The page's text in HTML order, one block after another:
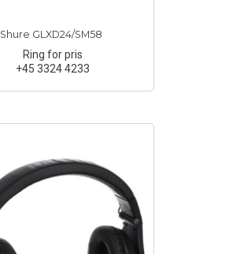
Shure GLXD24/SM58
Ring for pris
+45 3324 4233